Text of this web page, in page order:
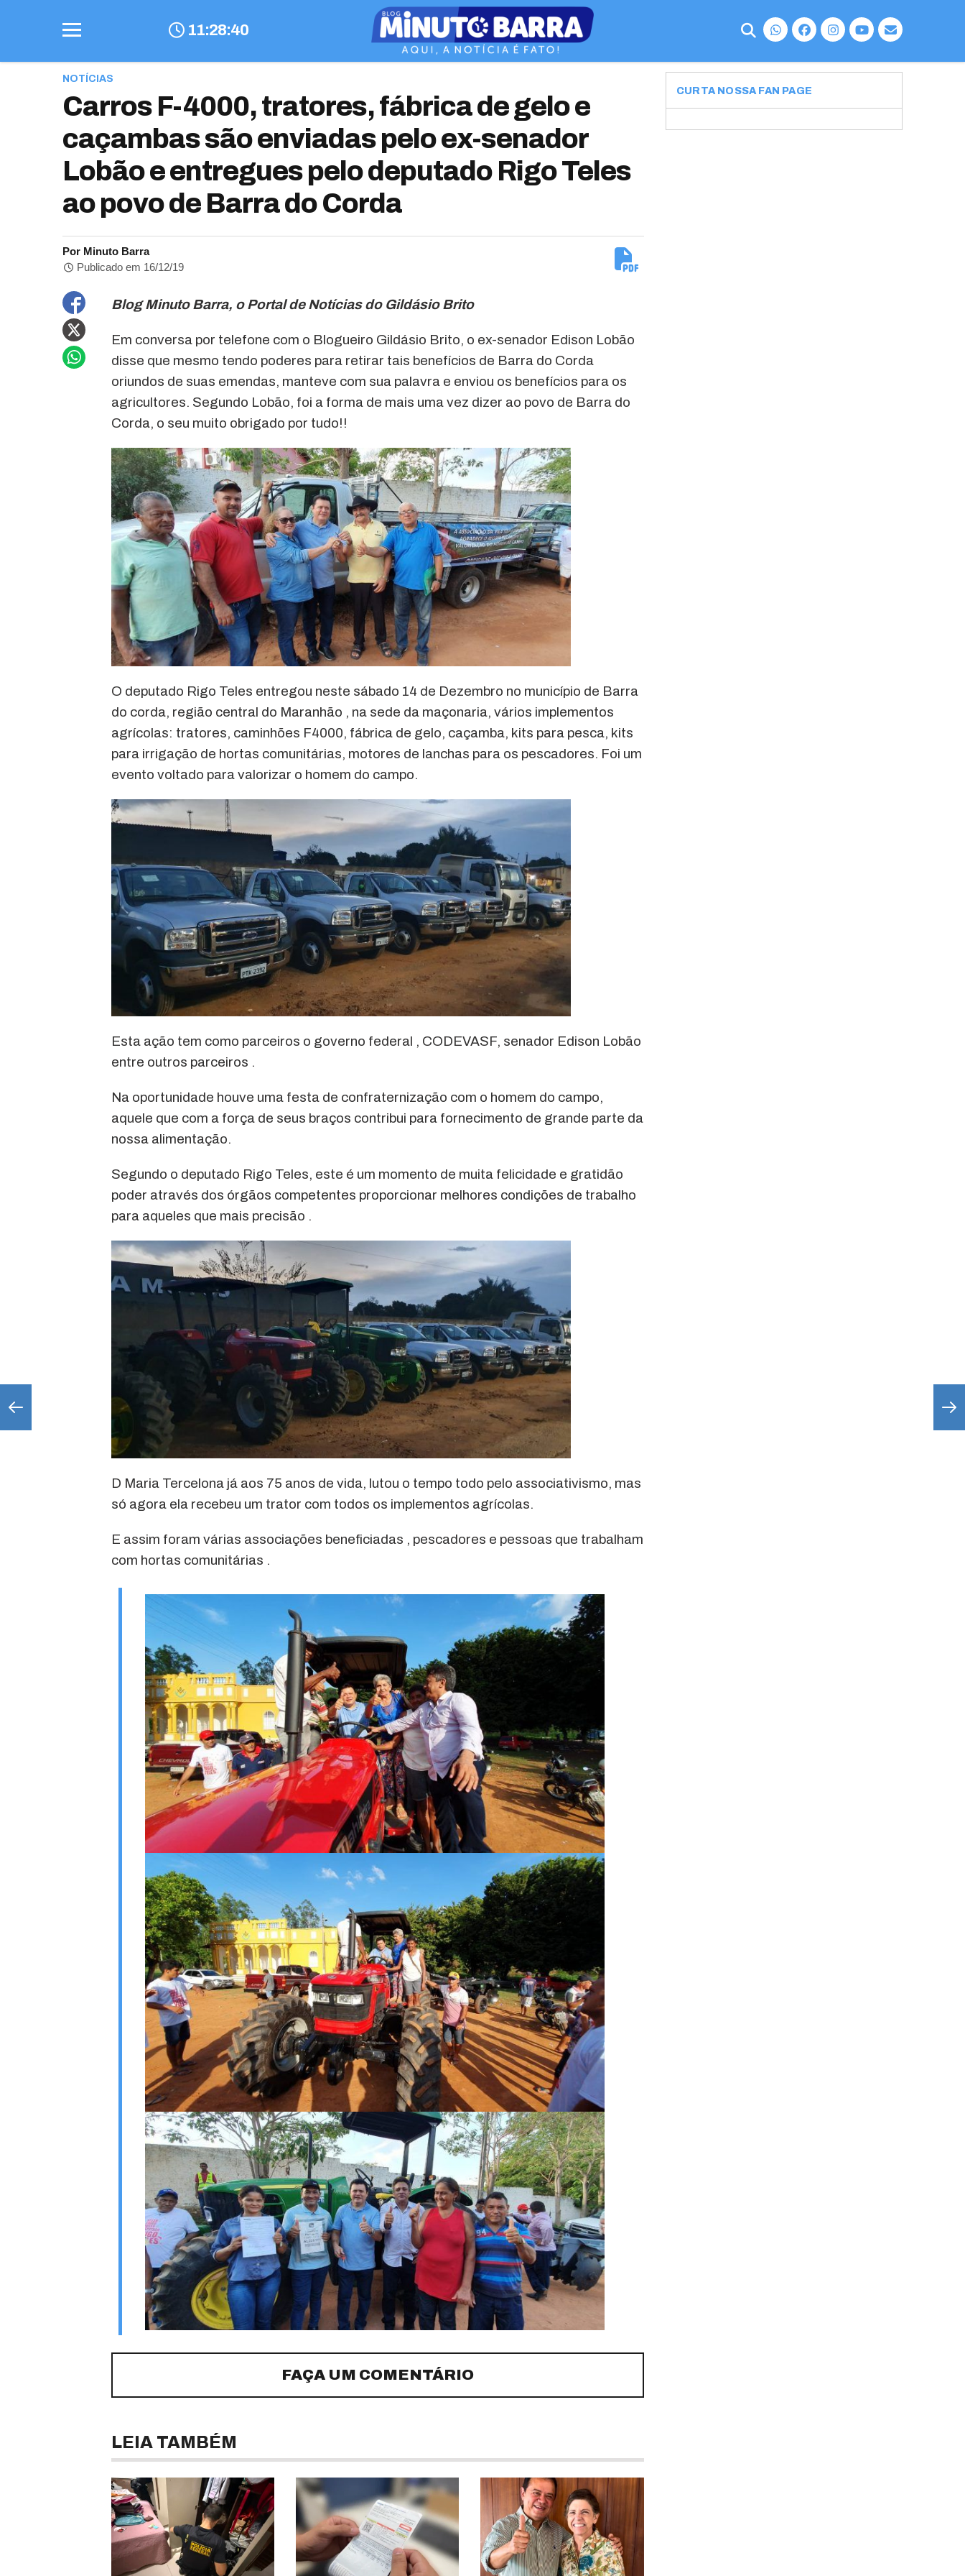
11:28:42
NOTÍCIAS
Carros F-4000, tratores, fábrica de gelo e
caçambas são enviadas pelo ex-senador
Lobão e entregues pelo deputado Rigo Teles
ao povo de Barra do Corda
Por Minuto Barra
Publicado em 16/12/19
Blog Minuto Barra, o Portal de Notícias do Gildásio Brito
Em conversa por telefone com o Blogueiro Gildásio Brito, o ex-senador Edison Lobão
disse que mesmo tendo poderes para retirar tais benefícios de Barra do Corda
oriundos de suas emendas, manteve com sua palavra e enviou os benefícios para os
agricultores. Segundo Lobão, foi a forma de mais uma vez dizer ao povo de Barra do
Corda, o seu muito obrigado por tudo!!
O deputado Rigo Teles entregou neste sábado 14 de Dezembro no município de Barra
do corda, região central do Maranhão , na sede da maçonaria, vários implementos
agrícolas: tratores, caminhões F4000, fábrica de gelo, caçamba, kits para pesca, kits
para irrigação de hortas comunitárias, motores de lanchas para os pescadores. Foi um
evento voltado para valorizar o homem do campo.
Esta ação tem como parceiros o governo federal , CODEVASF, senador Edison Lobão
entre outros parceiros .
Na oportunidade houve uma festa de confraternização com o homem do campo,
aquele que com a força de seus braços contribui para fornecimento de grande parte da
nossa alimentação.
Segundo o deputado Rigo Teles, este é um momento de muita felicidade e gratidão
poder através dos órgãos competentes proporcionar melhores condições de trabalho
para aqueles que mais precisão .
D Maria Tercelona já aos 75 anos de vida, lutou o tempo todo pelo associativismo, mas
só agora ela recebeu um trator com todos os implementos agrícolas.
E assim foram várias associações beneficiadas , pescadores e pessoas que trabalham
com hortas comunitárias .
FAÇA UM COMENTÁRIO
LEIA TAMBÉM
CURTA NOSSA FAN PAGE